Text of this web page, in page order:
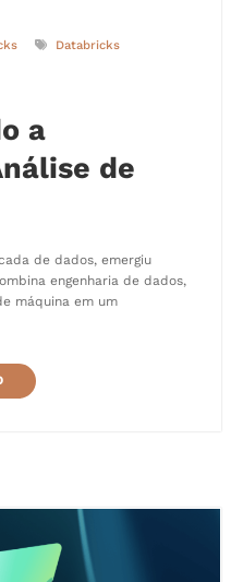
Databricks
a
de
de dados, emergiu
engenharia de dados,
máquina em um